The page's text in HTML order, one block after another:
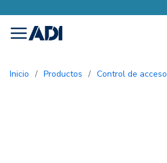
menu
Inicio / Productos / Control de acceso